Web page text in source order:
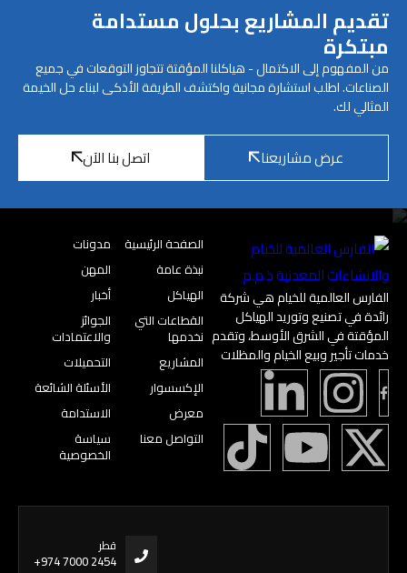
تقديم المشاريع بحلول مستدامة
مبتكرة
من المفهوم إلى الاكتمال - هياكلنا المؤقتة تتجاوز التوقعات في جميع
الصناعات. اطلب استشارة مجانية واكتشف الطريقة الأذكى لبناء حل الخيمة
المثالي لك.
عرض مشاريعنا اتصل بنا الآن
الفارس العالمية للخيام هي شركة
رائدة في تصنيع وتوريد الهياكل
المؤقتة في الشرق الأوسط، وتقدم
خدمات تأجير وبيع الخيام والمظلات
الصفحة الرئيسية
نبذة عامة
الهياكل
القطاعات التي
نخدمها
المشاريع
الإكسسوار
معرض
التواصل معنا
مدونات
المهن
أخبار
الجوائز
والاعتمادات
التحميلات
الأسئلة الشائعة
الاستدامة
سياسة
الخصوصية
قطر
+974 7000 2454